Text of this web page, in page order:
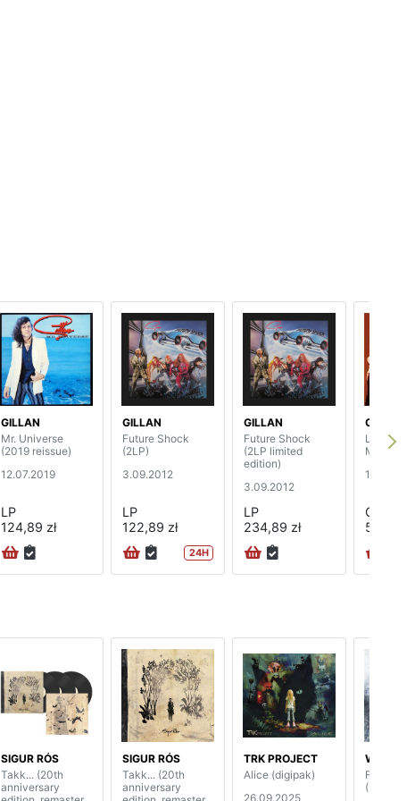
GILLAN
Mr. Universe
(2019 reissue)
12.07.2019
LP
124,89 zł
GILLAN
Future Shock
(2LP)
3.09.2012
LP
122,89 zł
24H
GILLAN
Future Shock
(2LP limited
edition)
3.09.2012
LP
234,89 zł
GILLAN
Live At
Marquee
CD
55,89 zł
SIGUR RÓS
Takk... (20th
anniversary
SIGUR RÓS
Takk... (20th
anniversary
TRK PROJECT
Alice (digipak)
26.09.2025
(2LP)